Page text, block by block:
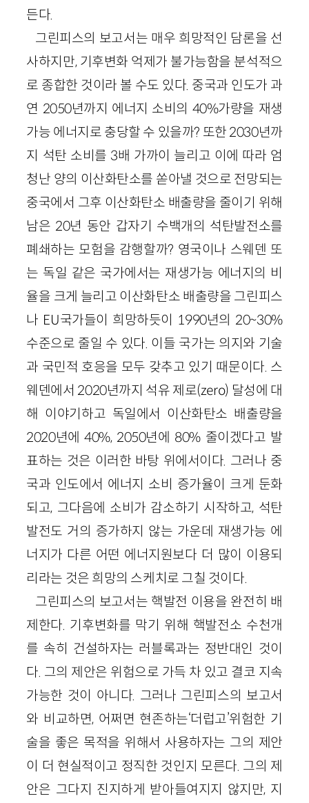
든다.
그린피스의 보고서는 매우 희망적인 담론을 선
사하지만, 기후변화 억제가 불가능함을 분석적으
로 종합한 것이라 볼 수도 있다. 중국과 인도가 과
연 2050년까지 에너지 소비의 40%가량을 재생
가능 에너지로 충당할 수 있을까? 또한 2030년까
지 석탄 소비를 3배 가까이 늘리고 이에 따라 엄
청난 양의 이산화탄소를 쏟아낼 것으로 전망되는
중국에서 그후 이산화탄소 배출량을 줄이기 위해
남은 20년 동안 갑자기 수백개의 석탄발전소를
폐쇄하는 모험을 감행할까? 영국이나 스웨덴 또
는 독일 같은 국가에서는 재생가능 에너지의 비
율을 크게 늘리고 이산화탄소 배출량을 그린피스
나 EU국가들이 희망하듯이 1990년의 20~30%
수준으로 줄일 수 있다. 이들 국가는 의지와 기술
과 국민적 호응을 모두 갖추고 있기 때문이다. 스
웨덴에서 2020년까지 석유 제로(zero) 달성에 대
해 이야기하고 독일에서 이산화탄소 배출량을
2020년에 40%, 2050년에 80% 줄이겠다고 발
표하는 것은 이러한 바탕 위에서이다. 그러나 중
국과 인도에서 에너지 소비 증가율이 크게 둔화
되고, 그다음에 소비가 감소하기 시작하고, 석탄
발전도 거의 증가하지 않는 가운데 재생가능 에
너지가 다른 어떤 에너지원보다 더 많이 이용되
리라는 것은 희망의 스케치로 그칠 것이다.
그린피스의 보고서는 핵발전 이용을 완전히 배
제한다. 기후변화를 막기 위해 핵발전소 수천개
를 속히 건설하자는 러블록과는 정반대인 것이
다. 그의 제안은 위험으로 가득 차 있고 결코 지속
가능한 것이 아니다. 그러나 그린피스의 보고서
와 비교하면, 어쩌면 현존하는‘더럽고’위험한 기
술을 좋은 목적을 위해서 사용하자는 그의 제안
이 더 현실적이고 정직한 것인지 모른다. 그의 제
안은 그다지 진지하게 받아들여지지 않지만, 지